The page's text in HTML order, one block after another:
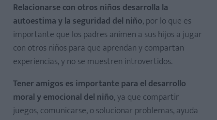
Relacionarse con otros niños desarrolla la
autoestima y la seguridad del niño, por lo que es
importante que los padres animen a sus hijos a jugar
con otros niños para que aprendan y compartan
experiencias, y no se muestren introvertidos.
Tener amigos es importante para el desarrollo
moral y emocional del niño, ya que compartir
juegos, comunicarse, o solucionar problemas, ayuda